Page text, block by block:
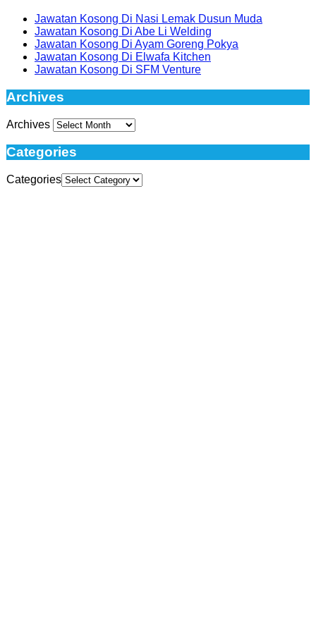
Jawatan Kosong Di Nasi Lemak Dusun Muda
Jawatan Kosong Di Abe Li Welding
Jawatan Kosong Di Ayam Goreng Pokya
Jawatan Kosong Di Elwafa Kitchen
Jawatan Kosong Di SFM Venture
Archives
Archives
Categories
Categories